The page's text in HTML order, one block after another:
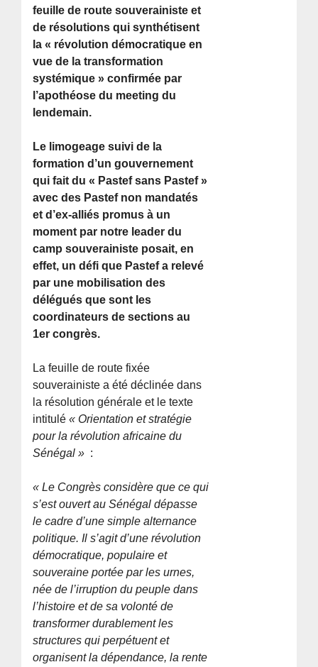
feuille de route souverainiste et
de résolutions qui synthétisent
la « révolution démocratique en
vue de la transformation
systémique » confirmée par
l’apothéose du meeting du
lendemain.
Le limogeage suivi de la
formation d’un gouvernement
qui fait du « Pastef sans Pastef »
avec des Pastef non mandatés
et d’ex-alliés promus à un
moment par notre leader du
camp souverainiste posait, en
effet, un défi que Pastef a relevé
par une mobilisation des
délégués que sont les
coordinateurs de sections au
1er congrès.
La feuille de route fixée
souverainiste a été déclinée dans
la résolution générale et le texte
intitulé« Orientation et stratégie
pour la révolution africaine du
Sénégal » :
« Le Congrès considère que ce qui
s’est ouvert au Sénégal dépasse
le cadre d’une simple alternance
politique. Il s’agit d’une révolution
démocratique, populaire et
souveraine portée par les urnes,
née de l’irruption du peuple dans
l’histoire et de sa volonté de
transformer durablement les
structures qui perpétuent et
organisent la dépendance, la rente